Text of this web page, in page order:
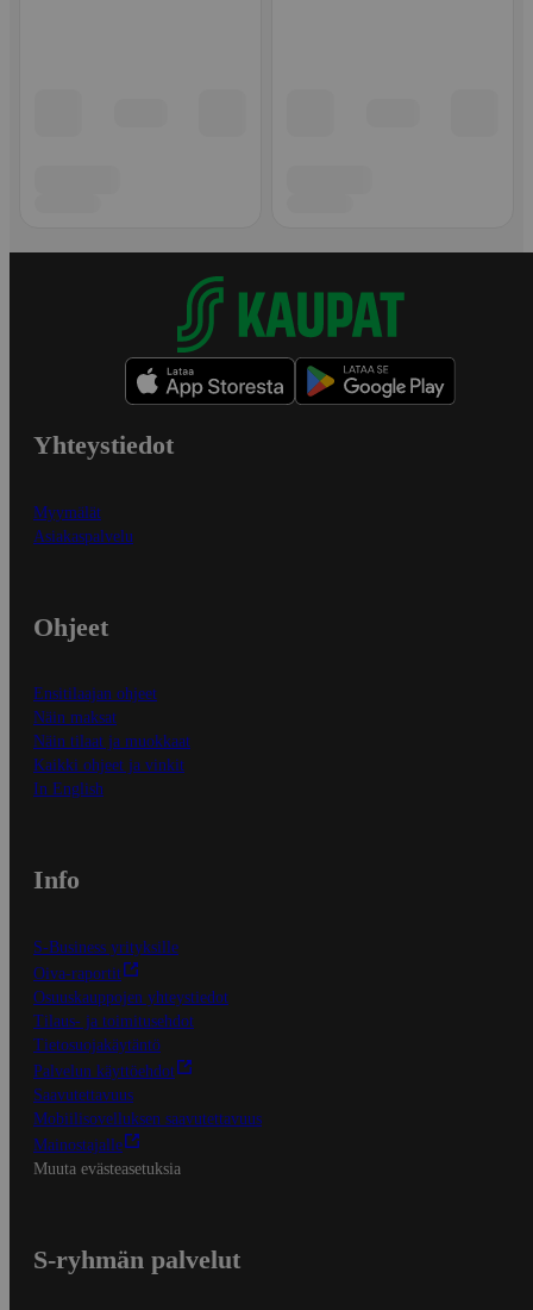
Yhteystiedot
Myymälät
Asiakaspalvelu
Ohjeet
Ensitilaajan ohjeet
Näin maksat
Näin tilaat ja muokkaat
Kaikki ohjeet ja vinkit
In English
Info
S-Business yrityksille
Oiva-raportit
Osuuskauppojen yhteystiedot
Tilaus- ja toimitusehdot
Tietosuojakäytäntö
Palvelun käyttöehdot
Saavutettavuus
Mobiilisovelluksen saavutettavuus
Mainostajalle
Muuta evästeasetuksia
S-ryhmän palvelut